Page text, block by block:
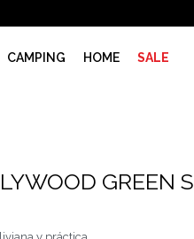
CAMPING HOME SALE
GREEN S